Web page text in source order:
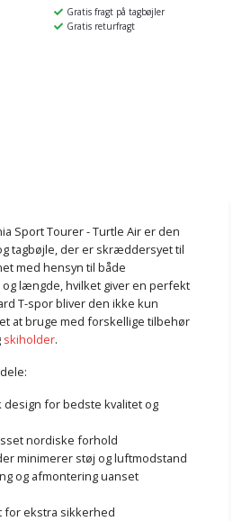
Gratis fragt på tagbøjler
Gratis returfragt
Sport Tourer - Turtle Air er den
tagbøjle, der er skræddersyet til
med hensyn til både
længde, hvilket giver en perfekt
T-spor bliver den ikke kun
at bruge med forskellige tilbehør
skiholder.
design for bedste kvalitet og
nordiske forhold
minimerer støj og luftmodstand
og afmontering uanset
for ekstra sikkerhed